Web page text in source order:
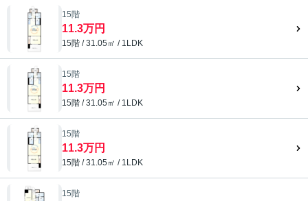
15階
11.3万円
15階 / 31.05㎡ / 1LDK
15階
11.3万円
15階 / 31.05㎡ / 1LDK
15階
11.3万円
15階 / 31.05㎡ / 1LDK
15階